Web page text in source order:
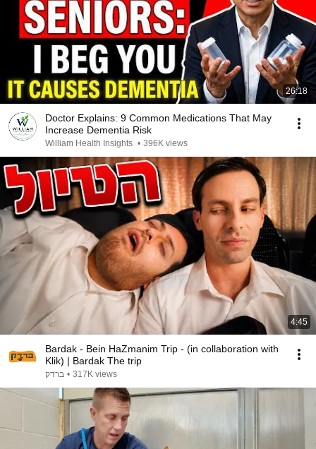
26:18
Doctor Explains: 9 Common Medications That May
Increase Dementia Risk
William Health Insights • 396K views
4:45
Bardak - Bein HaZmanim Trip - (in collaboration with
Klik) | Bardak The trip
ברדק • 317K views